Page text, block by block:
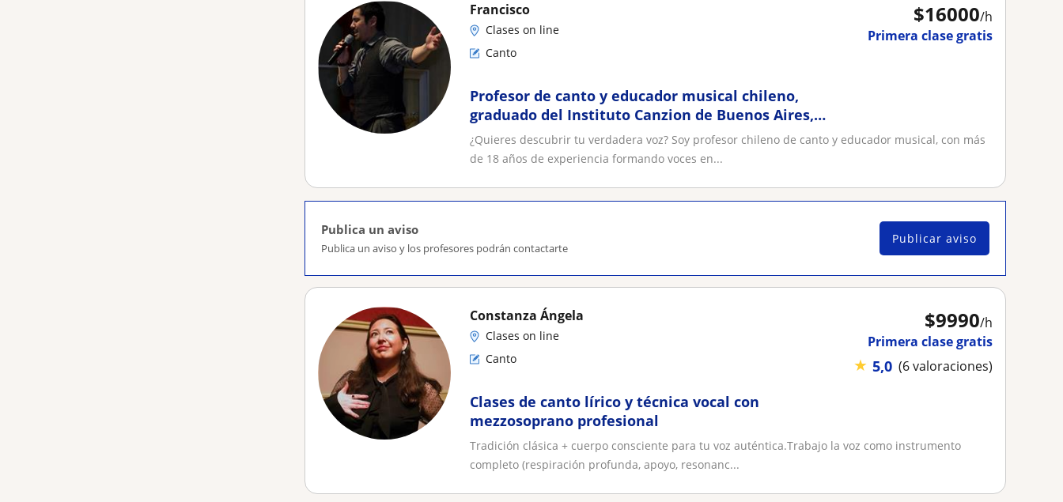
$16000/h
Primera clase gratis
Francisco
Clases on line
Canto
Profesor de canto y educador musical chileno,
graduado del Instituto Canzion de Buenos Aires,
cantante profesional y compositor
¿Quieres descubrir tu verdadera voz? Soy profesor chileno de canto y educador musical, con más
de 18 años de experiencia formando voces en...
Publica un aviso
Publica un aviso y los profesores podrán contactarte
Publicar aviso
$9990/h
Primera clase gratis
★ 5,0 (6 valoraciones)
Constanza Ángela
Clases on line
Canto
Clases de canto lírico y técnica vocal con
mezzosoprano profesional
Tradición clásica + cuerpo consciente para tu voz auténtica.Trabajo la voz como instrumento
completo (respiración profunda, apoyo, resonanc...